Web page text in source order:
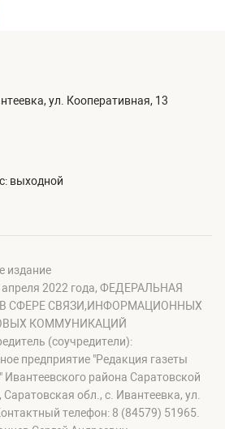
ул. Кооперативная, 13
выходной
издание
2022 года, ФЕДЕРАЛЬНАЯ
СФЕРЕ СВЯЗИ,ИНФОРМАЦИОННЫХ
КОММУНИКАЦИЙ
(соучредители):
предприятие "Редакция газеты
Ивантеевского района Саратовской
обл., с. Ивантеевка, ул.
телефон: 8 (84579) 51965.